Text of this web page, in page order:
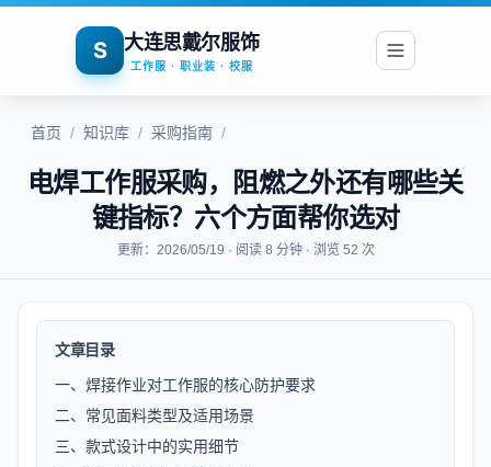
S 大连思戴尔服饰
工作服 · 职业装 · 校服
首页 / 知识库 / 采购指南 /
电焊工作服采购，阻燃之外还有哪些关
键指标？六个方面帮你选对
更新：2026/05/19 · 阅读 8 分钟 · 浏览 52 次
文章目录
一、焊接作业对工作服的核心防护要求
二、常见面料类型及适用场景
三、款式设计中的实用细节